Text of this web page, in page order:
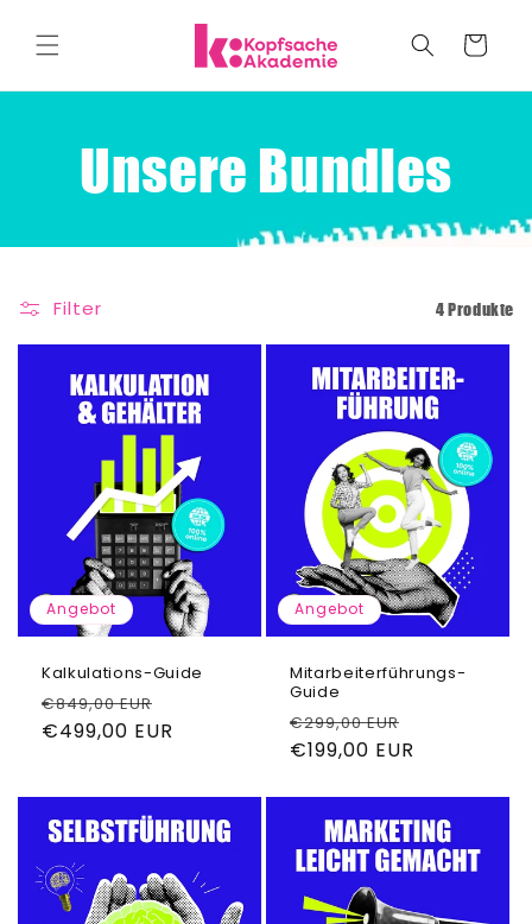
Inhalt
Warenkorb
Unsere Bundles
Filter 4 Produkte
Angebot
Kalkulations-Guide
Normaler
Preis
€849,00 EUR
Verkaufspreis
€499,00 EUR
Angebot
Mitarbeiterführungs-
Guide
Normaler
Preis
€299,00 EUR
€199,00 EUR